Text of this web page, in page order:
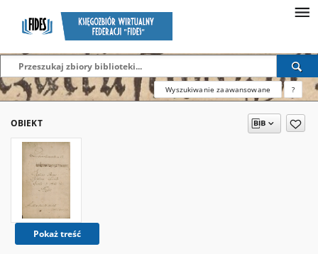
Wyszukiwanie zaawansowane ?
OBIEKT
Pokaż treść